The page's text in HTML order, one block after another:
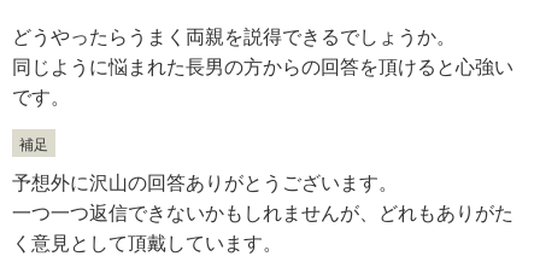
どうやったらうまく両親を説得できるでしょうか。
同じように悩まれた長男の方からの回答を頂けると心強い
です。
補足
予想外に沢山の回答ありがとうございます。
一つ一つ返信できないかもしれませんが、どれもありがた
く意見として頂戴しています。